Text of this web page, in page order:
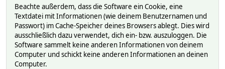
Beachte außerdem, dass die Software ein Cookie, eine
Textdatei mit Informationen (wie deinem Benutzernamen und
Passwort) im Cache-Speicher deines Browsers ablegt. Dies wird
ausschließlich dazu verwendet, dich ein- bzw. auszuloggen. Die
Software sammelt keine anderen Informationen von deinem
Computer und schickt keine anderen Informationen an deinen
Computer.